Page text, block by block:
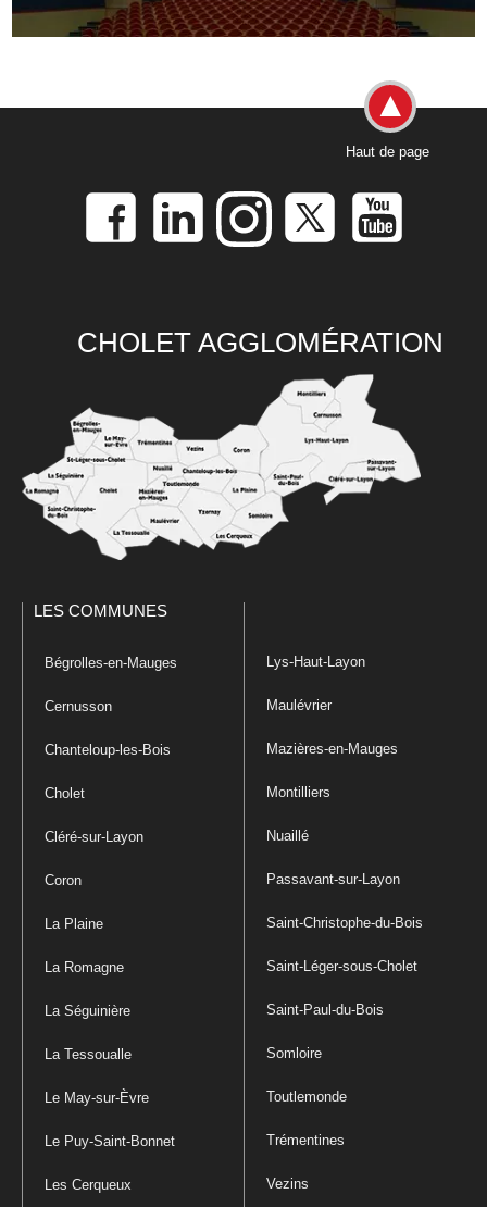
Haut de page
CHOLET AGGLOMÉRATION
LES COMMUNES
Bégrolles-en-Mauges
Cernusson
Chanteloup-les-Bois
Cholet
Cléré-sur-Layon
Coron
La Plaine
La Romagne
La Séguinière
La Tessoualle
Le May-sur-Èvre
Le Puy-Saint-Bonnet
Les Cerqueux
Lys-Haut-Layon
Maulévrier
Mazières-en-Mauges
Montilliers
Nuaillé
Passavant-sur-Layon
Saint-Christophe-du-Bois
Saint-Léger-sous-Cholet
Saint-Paul-du-Bois
Somloire
Toutlemonde
Trémentines
Vezins